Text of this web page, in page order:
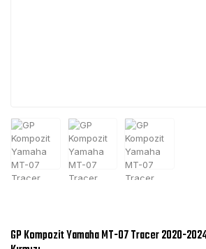
GP Kompozit Yamaha MT-07 Tracer 2020-